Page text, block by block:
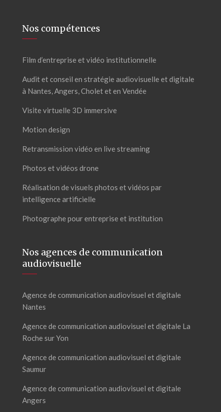
Nos compétences
Film d’entreprise et vidéo institutionnelle
Audit et conseil en stratégie audiovisuelle et digitale
à Nantes, Angers, Cholet et en Vendée
Visite virtuelle 3D immersive
Motion design
Retransmission vidéo en live streaming
Photos et vidéos drone
Réalisation de visuels photos et vidéos par
intelligence artificielle
Photographe pour entreprise et institution
Nos agences de communication
audiovisuelle
Agence de communication audiovisuel et digitale
Nantes
Agence de communication audiovisuel et digitale La
Roche sur Yon
Agence de communication audiovisuel et digitale
Saumur
Agence de communication audiovisuel et digitale
Angers